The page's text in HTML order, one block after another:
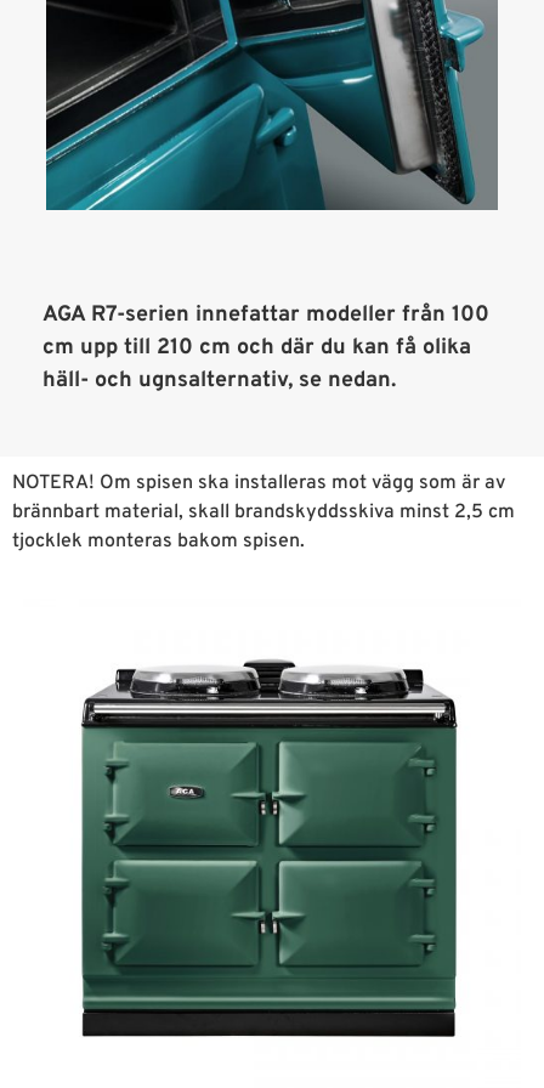
AGA R7-serien innefattar modeller från 100
cm upp till 210 cm och där du kan få olika
häll- och ugnsalternativ, se nedan.
NOTERA! Om spisen ska installeras mot vägg som är av
brännbart material, skall brandskyddsskiva minst 2,5 cm
tjocklek monteras bakom spisen.